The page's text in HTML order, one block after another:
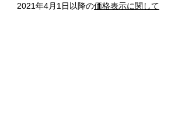
2021年4月1日以降の価格表示に関して